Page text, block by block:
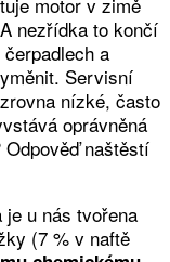
nezřídka to končí
čerpadlech a
Servisní
nízké, často
oprávněná
naštěstí
je u nás tvořena
(7 % v naftě